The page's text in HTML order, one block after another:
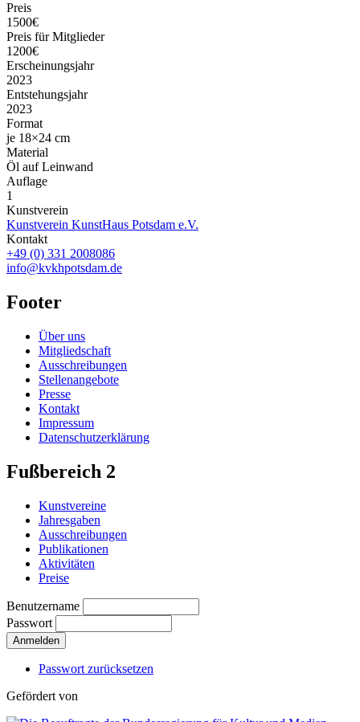
Preis
1500€
Preis für Mitglieder
1200€
Erscheinungsjahr
2023
Entstehungsjahr
2023
Format
je 18×24 cm
Material
Öl auf Leinwand
Auflage
1
Kunstverein
Kunstverein KunstHaus Potsdam e.V.
Kontakt
+49 (0) 331 2008086
info@kvkhpotsdam.de
Footer
Über uns
Mitgliedschaft
Ausschreibungen
Stellenangebote
Presse
Kontakt
Impressum
Datenschutzerklärung
Fußbereich 2
Kunstvereine
Jahresgaben
Ausschreibungen
Publikationen
Aktivitäten
Preise
Benutzername
Passwort
Passwort zurücksetzen
Gefördert von